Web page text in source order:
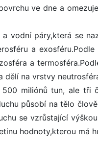
ve dne a
vodní páry,která se
a
a
dělí na vrstvy
500 miliónů tun, ale
působí na tělo
se vzrůstající
hodnoty,kterou má